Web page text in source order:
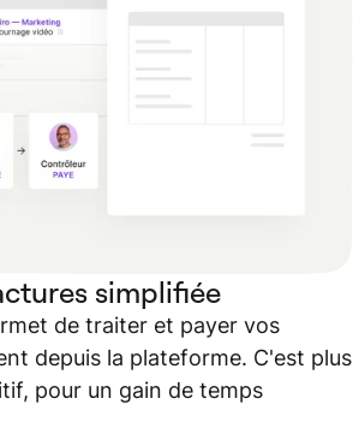
simplifiée
de traiter et payer vos
depuis la plateforme. C'est plus
pour un gain de temps